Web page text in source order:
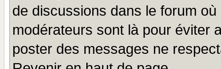
de discussions dans le forum
modérateurs sont là pour éviter
poster des messages ne